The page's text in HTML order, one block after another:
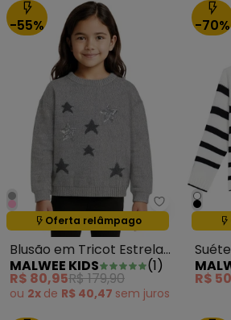
-55%
Malwee
Oferta relâmpago
Termina em:01:23:59
Blusão em Tricot Estrelas
com Bordadas Cinza
MALWEE KIDS (1)
R$ 80,95R$ 179,90
ou 2x de R$ 40,47 sem juros
-70%
R$